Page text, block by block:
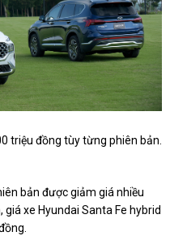
triệu đồng tùy từng phiên bản.
bản được giảm giá nhiều
xe Hyundai Santa Fe hybrid